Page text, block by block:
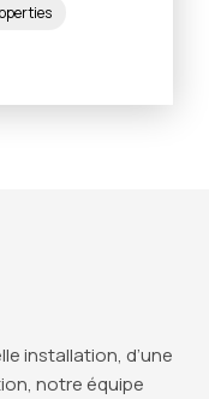
installation, d’une
notre équipe